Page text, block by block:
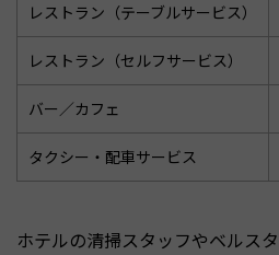
レストラン（テーブルサービス）
レストラン（セルフサービス）
バー／カフェ
タクシー・配車サービス
ホテルの清掃スタッフやベルス